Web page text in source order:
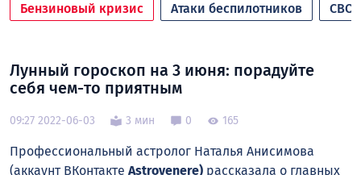
Бензиновый кризис Атаки беспилотников СВО
Лунный гороскоп на 3 июня: порадуйте
себя чем-то приятным
09:27 2022-06-03 3 мин 0 165
Профессиональный астролог Наталья Анисимова
(аккаунт ВКонтакте Astrovenere) рассказала о главных